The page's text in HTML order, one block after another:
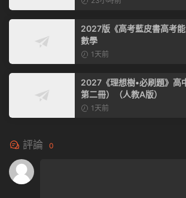
2027版《高考藍皮書高考
數學
1天前
2027《理想樹•必刷題》高
第二冊）（人教A版）
1天前
評論 0